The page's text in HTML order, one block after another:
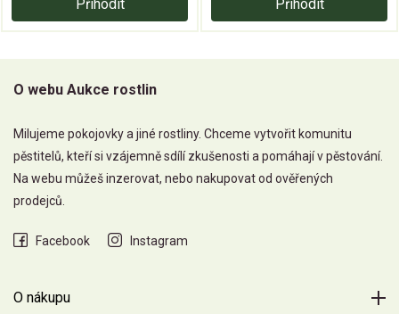
Přihodit Přihodit
O webu Aukce rostlin
Milujeme pokojovky a jiné rostliny. Chceme vytvořit komunitu
pěstitelů, kteří si vzájemně sdílí zkušenosti a pomáhají v pěstování.
Na webu můžeš inzerovat, nebo nakupovat od ověřených
prodejců.
Facebook Instagram
O nákupu